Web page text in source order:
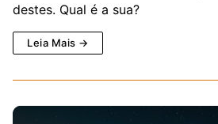
destes. Qual é a sua?
Leia Mais →